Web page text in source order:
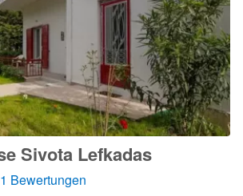
Sivota Lefkadas
Bewertungen